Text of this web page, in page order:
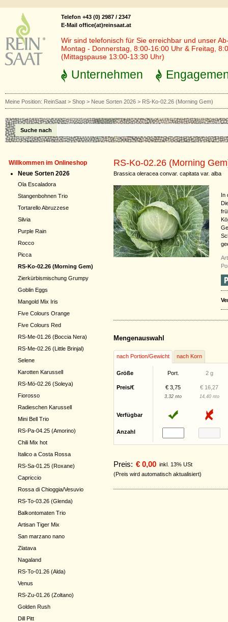
Telefon +43 (0) 2987 / 2347
E-Mail office(at)reinsaat.at
Wir sind telefonisch für Sie erreichbar und unser
Montag - Donnerstag, 8:00-16:00 Uhr & Freitag,
(Mittagspause 13:00-13:30 Uhr)
Unternehmen
Meine Position: ReinSaat > Shop > Neue Sorten 2026 > RS-Ko-02.26 (Morning Gem)
Suche nach
Willkommen im Onlineshop
Neue Sorten 2026
Ola Escaladora
Stangenbohnen Trio
Tortarello Abruzzese
Silvia
Purple Rain
Rocco
Picca
RS-Ko-02.26 (Morning Gem)
Zierkürbismischung Grumpy
Goblin Eggs
Mangold Mix Iris
Five Colours Orange
Five Colours Red
RS-Me-01.26 (Boccia Nera)
RS-Me-02.26 (Little Brinjal)
Selene
Karotten Karussell
RS-Mö-02.26 (Soleya)
Fiorosso
Radieschen Karussell
Mini Bell Trio
RS-Pa-04.25 (Amorino)
Chili Mix hot
Italico a Costa Rossa
RS-Sa-01.25 (Roxane)
Capriccio
Rossa di Chioggia/Vesuvio
RS-To-03.26 (Glenda)
Balkontomaten Trio
Artisan Tiger Mix
San marzano nano
Zlatava
Nagaland
RS-To-01.26 (Alda)
Venus
RS-Zu-01.26 (Zoltano)
Golden Rush
Dill Pitt
RS-Ko-02.26 (Morning
Brassica oleracea convar. capitata var. alba
In
Mengenauswahl
nach Portion/Gewicht nach Korn
Größe Port. 2 g
Preis/€ € 3,75 € 16,27
3,32 nto 14,40 nto
Verfügbar
Anzahl
Preis: € 0,00 inkl. 13% USt
(Preis wird automatisch aktualisiert)